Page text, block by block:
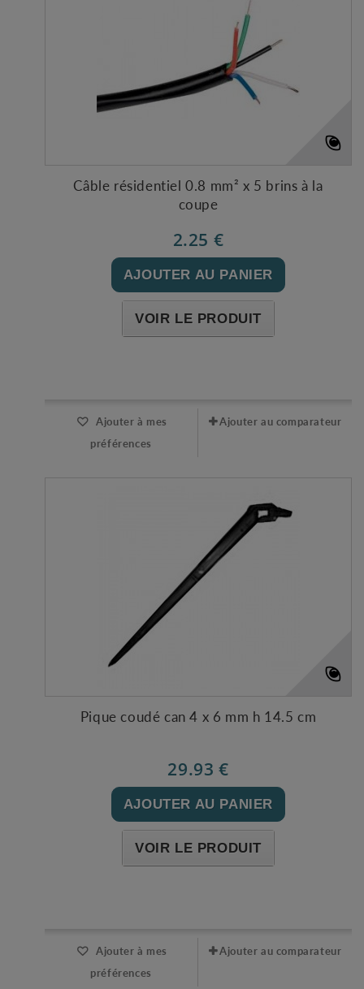
Câble résidentiel 0.8 mm² x 5 brins à la
coupe
2.25 €
AJOUTER AU PANIER
VOIR LE PRODUIT
Ajouter à mes
préférences
Ajouter au comparateur
Pique coudé can 4 x 6 mm h 14.5 cm
29.93 €
AJOUTER AU PANIER
VOIR LE PRODUIT
Ajouter à mes
préférences
Ajouter au comparateur